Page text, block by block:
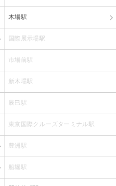
木場駅
国際展示場駅
市場前駅
新木場駅
辰巳駅
東京国際クルーズターミナル駅
豊洲駅
船堀駅